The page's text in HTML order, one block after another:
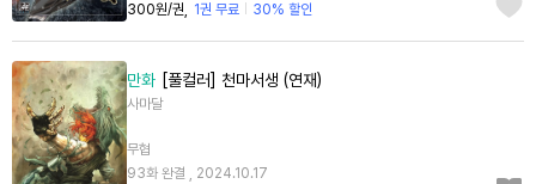
300원/권
1권 무료 30% 할인
만화 [풀컬러] 천마서생 (연재)
사마달
무협
93화 완결 , 2024.10.17